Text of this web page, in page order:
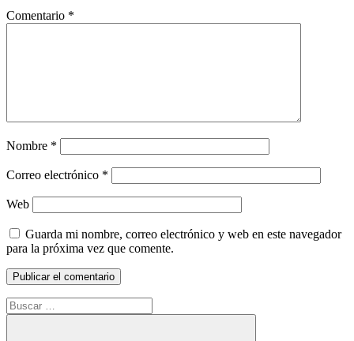
Comentario *
Nombre *
Correo electrónico *
Web
Guarda mi nombre, correo electrónico y web en este navegador
para la próxima vez que comente.
Buscar: